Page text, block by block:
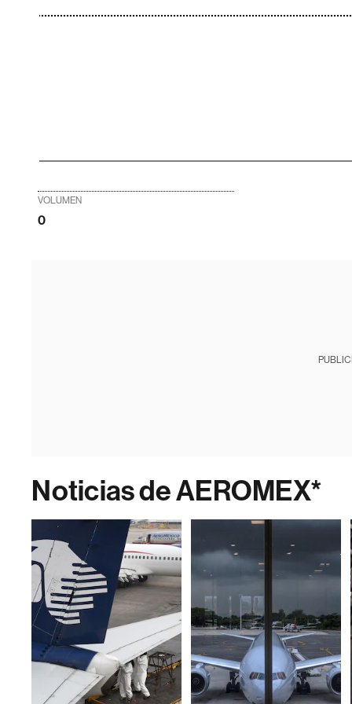
VOLUMEN
0
Noticias de AEROMEX*